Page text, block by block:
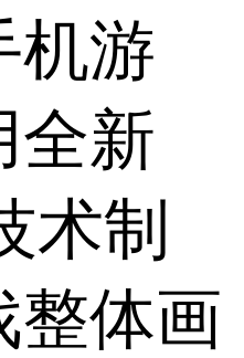
机游
全新
术制
整体画